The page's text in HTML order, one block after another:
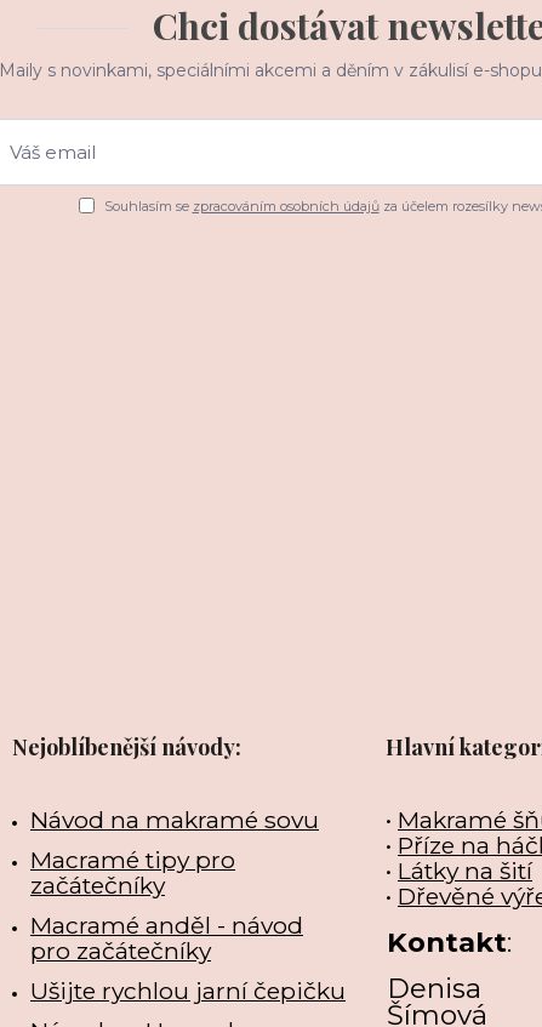
Chci dostávat
Maily s novinkami, speciálními akcemi a děním v zákulisí e-
Souhlasím se zpracováním osobních údajůza účelem rozesílky
Nejoblíbenější návody:
Návod na makramé sovu
Macramé tipy pro
začátečníky
Macramé anděl - návod
pro začátečníky
Ušijte rychlou jarní čepičku
Hlavní
• Makramé
• Příze na
• Látky na šití
• Dřevěné
Kontakt:
Denisa
Šímová